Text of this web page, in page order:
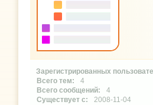
4
4
2008-11-04